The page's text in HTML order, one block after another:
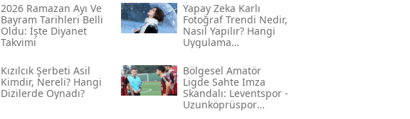
2026 Ramazan Ayı Ve
Bayram Tarihleri Belli
Oldu: İşte Diyanet
Takvimi
Yapay Zeka Karlı
Fotoğraf Trendi Nedir,
Nasıl Yapılır? Hangi
Uygulama
Adım Adım Rehber
Kızılcık Şerbeti Asil
Kimdir, Nereli? Hangi
Dizilerde Oynadı?
Bölgesel Amatör
Ligde Sahte Imza
Skandalı: Leventspor -
Uzunköprüspor